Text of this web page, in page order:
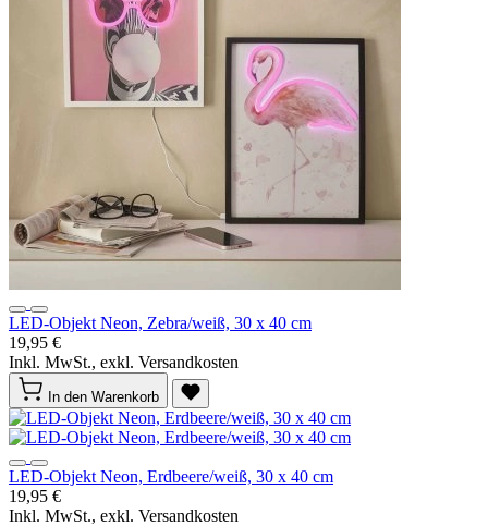
LED-Objekt Neon, Zebra/weiß, 30 x 40 cm
19,95 €
Inkl. MwSt., exkl. Versandkosten
In den Warenkorb
LED-Objekt Neon, Erdbeere/weiß, 30 x 40 cm
19,95 €
Inkl. MwSt., exkl. Versandkosten